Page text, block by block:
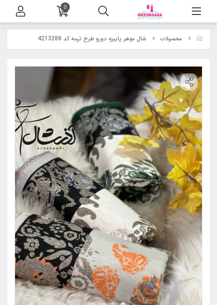
محصولات شال موهر پاییزه دورو طرح ترمه کد 4213288
0